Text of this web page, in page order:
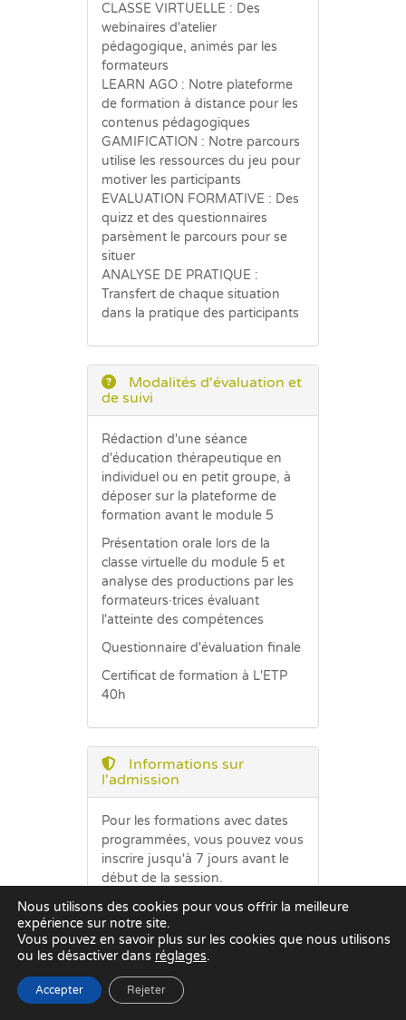
CLASSE VIRTUELLE : Des
webinaires d'atelier
pédagogique, animés par les
formateurs
LEARN AGO : Notre plateforme
de formation à distance pour les
contenus pédagogiques
GAMIFICATION : Notre parcours
utilise les ressources du jeu pour
motiver les participants
EVALUATION FORMATIVE : Des
quizz et des questionnaires
parsèment le parcours pour se
situer
ANALYSE DE PRATIQUE :
Transfert de chaque situation
dans la pratique des participants
Modalités d'évaluation et
de suivi
Rédaction d'une séance
d'éducation thérapeutique en
individuel ou en petit groupe, à
déposer sur la plateforme de
formation avant le module 5
Présentation orale lors de la
classe virtuelle du module 5 et
analyse des productions par les
formateurs·trices évaluant
l'atteinte des compétences
Questionnaire d'évaluation finale
Certificat de formation à L'ETP
40h
Informations sur
l'admission
Pour les formations avec dates
programmées, vous pouvez vous
inscrire jusqu'à 7 jours avant le
début de la session.
Informations sur
l'accessibilité
Contactez-nous si vous avez un
Nous utilisons des cookies pour vous offrir la meilleure
expérience sur notre site.
Vous pouvez en savoir plus sur les cookies que nous utilisons
ou les désactiver dans réglages.
Accepter Rejeter